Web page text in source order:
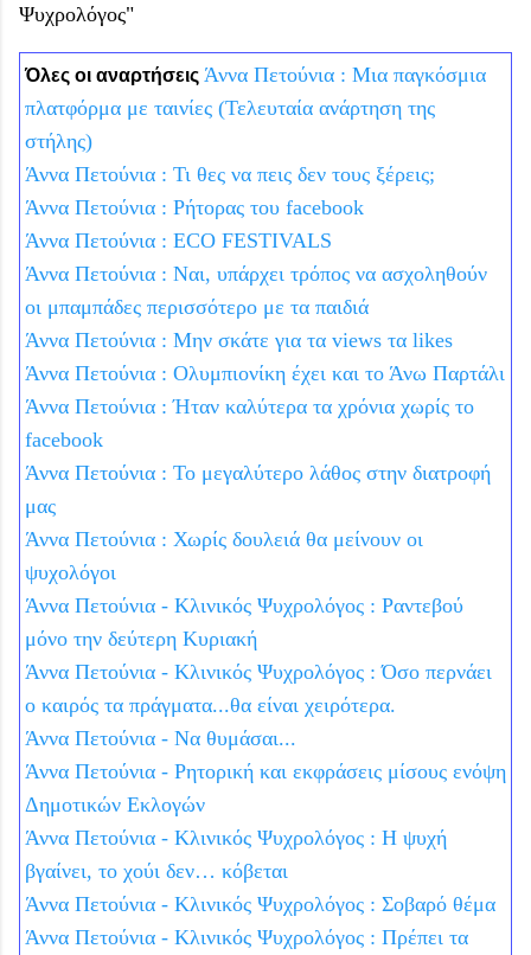
Ψυχρολόγος"
Όλες οι αναρτήσεις Άννα Πετούνια : Μια παγκόσμια
πλατφόρμα με ταινίες (Τελευταία ανάρτηση της
στήλης)
Άννα Πετούνια : Τι θες να πεις δεν τους ξέρεις;
Άννα Πετούνια : Ρήτορας του facebook
Άννα Πετούνια : ECO FESTIVALS
Άννα Πετούνια : Ναι, υπάρχει τρόπος να ασχοληθούν
οι μπαμπάδες περισσότερο με τα παιδιά
Άννα Πετούνια : Μην σκάτε για τα views τα likes
Άννα Πετούνια : Ολυμπιονίκη έχει και το Άνω Παρτάλι
Άννα Πετούνια : Ήταν καλύτερα τα χρόνια χωρίς το
facebook
Άννα Πετούνια : Το μεγαλύτερο λάθος στην διατροφή
μας
Άννα Πετούνια : Χωρίς δουλειά θα μείνουν οι
ψυχολόγοι
Άννα Πετούνια - Κλινικός Ψυχρολόγος : Ραντεβού
μόνο την δεύτερη Κυριακή
Άννα Πετούνια - Κλινικός Ψυχρολόγος : Όσο περνάει
ο καιρός τα πράγματα...θα είναι χειρότερα.
Άννα Πετούνια - Να θυμάσαι...
Άννα Πετούνια - Ρητορική και εκφράσεις μίσους ενόψη
Δημοτικών Εκλογών
Άννα Πετούνια - Κλινικός Ψυχρολόγος : Η ψυχή
βγαίνει, το χούι δεν… κόβεται
Άννα Πετούνια - Κλινικός Ψυχρολόγος : Σοβαρό θέμα
Άννα Πετούνια - Κλινικός Ψυχρολόγος : Πρέπει τα